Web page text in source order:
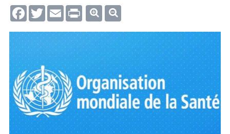
FacebookTwitterEmail Print